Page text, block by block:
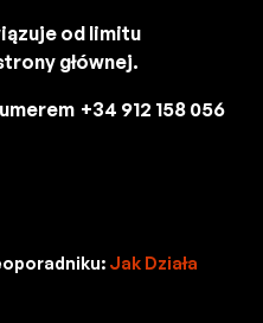
od limitu
głównej.
+34 912 158 056
Jak Działa